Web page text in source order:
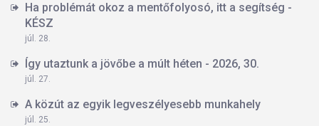
Ha problémát okoz a mentőfolyosó, itt a segítség -
KÉSZ
júl. 28.
Így utaztunk a jövőbe a múlt héten - 2026, 30.
júl. 27.
A közút az egyik legveszélyesebb munkahely
júl. 25.